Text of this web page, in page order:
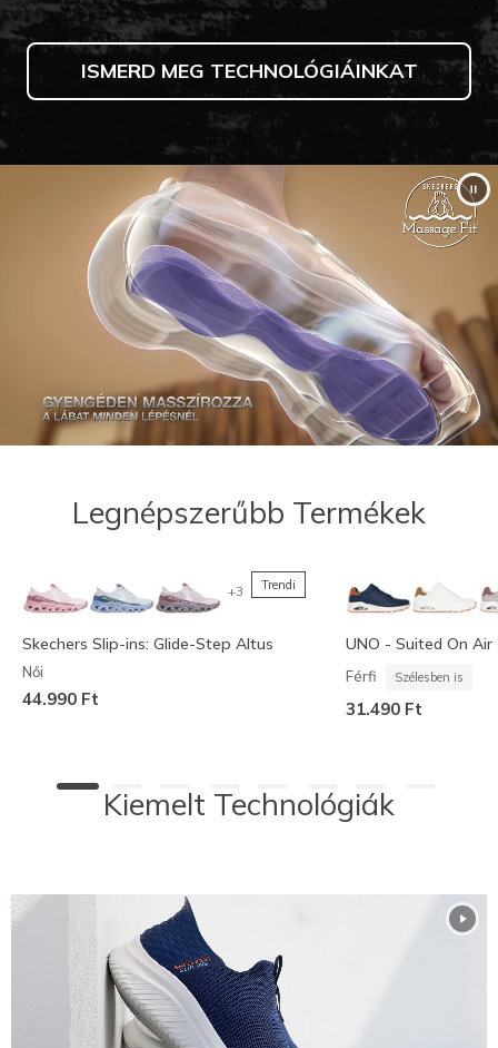
ISMERD MEG TECHNOLÓGIÁINKAT
Legnépszerűbb Termékek
Trendi
+3
Skechers Slip-ins: Glide-Step Altus
Női
44.990 Ft
UNO - Suited On Air
Férfi Szélesben is
31.490 Ft
Kiemelt Technológiák